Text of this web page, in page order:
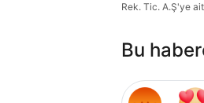
Rek. Tic. A.Ş'ye
Bu